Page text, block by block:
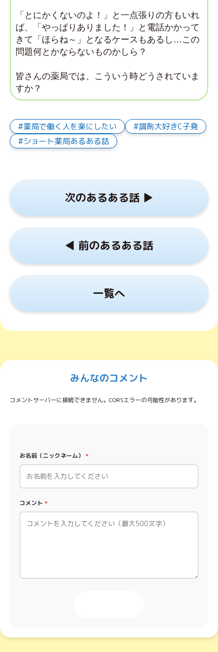
「とにかくないのよ！」と一点張りの方もいれ
ば、 「やっぱりありました！」と電話かかって
きて「ほらね～」となるケースもあるし…この
問題何とかならないものかしら？
皆さんの薬局では、こういう時どうされていま
すか？
薬局で働く人を楽にしたい
調剤大好きC子発
ショート薬局あるある話
次のあるある話 ▶︎
◀︎ 前のあるある話
一覧へ
みんなのコメント
コメントサーバーに接続できません。CORSエラーの可能性があります。
お名前（ニックネーム） *
コメント *